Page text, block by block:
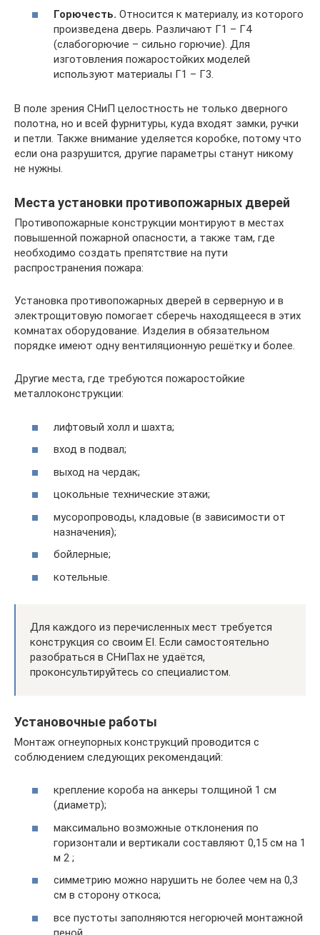
Горючесть. Относится к материалу, из которого
произведена дверь. Различают Г1 – Г4
(слабогорючие – сильно горючие). Для
изготовления пожаростойких моделей
используют материалы Г1 – Г3.
В поле зрения СНиП целостность не только дверного
полотна, но и всей фурнитуры, куда входят замки, ручки
и петли. Также внимание уделяется коробке, потому что
если она разрушится, другие параметры станут никому
не нужны.
Места установки противопожарных дверей
Противопожарные конструкции монтируют в местах
повышенной пожарной опасности, а также там, где
необходимо создать препятствие на пути
распространения пожара:
Установка противопожарных дверей в серверную и в
электрощитовую помогает сберечь находящееся в этих
комнатах оборудование. Изделия в обязательном
порядке имеют одну вентиляционную решётку и более.
Другие места, где требуются пожаростойкие
металлоконструкции:
лифтовый холл и шахта;
вход в подвал;
выход на чердак;
цокольные технические этажи;
мусоропроводы, кладовые (в зависимости от
назначения);
бойлерные;
котельные.
Для каждого из перечисленных мест требуется
конструкция со своим EI. Если самостоятельно
разобраться в СНиПах не удаётся,
проконсультируйтесь со специалистом.
Установочные работы
Монтаж огнеупорных конструкций проводится с
соблюдением следующих рекомендаций:
крепление короба на анкеры толщиной 1 см
(диаметр);
максимально возможные отклонения по
горизонтали и вертикали составляют 0,15 см на 1
м 2 ;
симметрию можно нарушить не более чем на 0,3
см в сторону откоса;
все пустоты заполняются негорючей монтажной